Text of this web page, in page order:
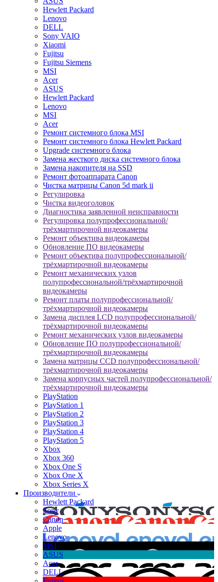
Hewlett Packard
Lenovo
DELL
Sony VAIO
Xiaomi
Fujitsu
Fujitsu Siemens
MSI
Acer
ASUS
Hewlett Packard
Lenovo
MSI
Acer
Ремонт системного блока MSI
Ремонт системного блока Hewlett Packard
Upgrade системного блока
Замена жесткого диска системного блока
Замена накопителя на SSD
Ремонт фотоаппарата Canon
Чистка матрицы Canon 5d mark ii
Регулировка
Чистка видеоголовок
Диагностика заявленной неисправности
Регулировка полупрофессиональной/
трёхмартирочной видеокамеры
Ремонт объектива видеокамеры
Обновление ПО видеокамеры
Ремонт объектива полупрофессиональной/
трёхмартирочной видеокамеры
Ремонт механических узлов
полупрофессиональной/трёхмартирочной
видеокамеры
Ремонт платы полупрофессиональной/
трёхмартирочной видеокамеры
Замена дисплея LCD полупрофессиональной/
трёхмартирочной видеокамеры
Ремонт механических узлов видеокамеры
Обновление ПО полупрофессиональной/
трёхмартирочной видеокамеры
Замена матрицы CCD полупрофессиональной/
трёхмартирочной видеокамеры
Замена корпусных частей полупрофессиональной/
трёхмартирочной видеокамеры
PlayStation
PlayStation 1
PlayStation 2
PlayStation 3
PlayStation 4
PlayStation 5
Xbox
Xbox 360
Xbox One S
Xbox One X
Xbox Series X
Производители
Hewlett Packard
Sony
Canon
Apple
Lenovo
MSI
ASUS
Acer
DELL